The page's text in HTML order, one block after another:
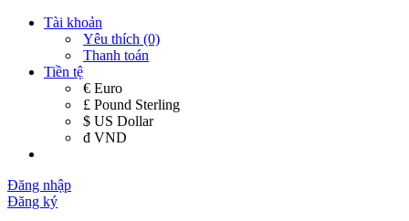
Tài khoản
Yêu thích (0)
Thanh toán
Tiền tệ
€ Euro
£ Pound Sterling
$ US Dollar
đ VND
Đăng nhập
Đăng ký